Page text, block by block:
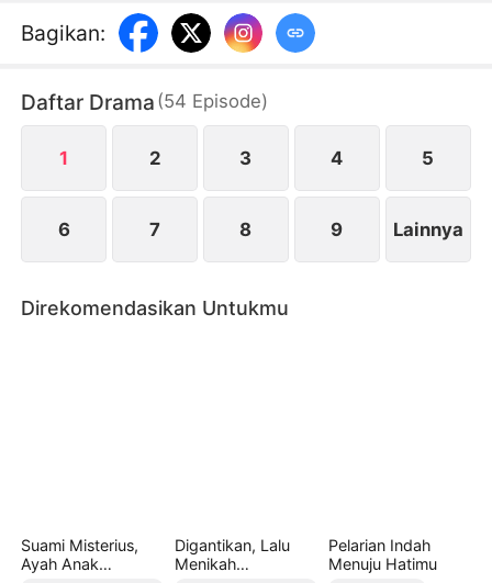
Karena terpaksa, Lydia setuju dengan syarat Soren
harus mampu membuat Lydia jatuh cinta padanya
dimulailah permainan cinta/benci yang
menggairahkan sekaligus berbahaya…
Bagikan:
Daftar Drama (54 Episode)
1 2 3 4 5
6 7 8 9 Lainnya
Direkomendasikan Untukmu
Suami Misterius,
Ayah Anak
Digantikan, Lalu
Menikah
Pelarian Indah
Menuju Hatimu